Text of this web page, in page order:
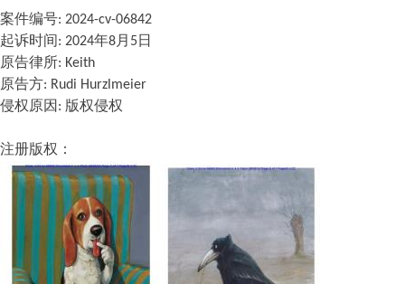
案件编号: 2024-cv-06842
起诉时间: 2024年8月5日
原告律所: Keith
原告方: Rudi Hurzlmeier
侵权原因: 版权侵权
注册版权 ：